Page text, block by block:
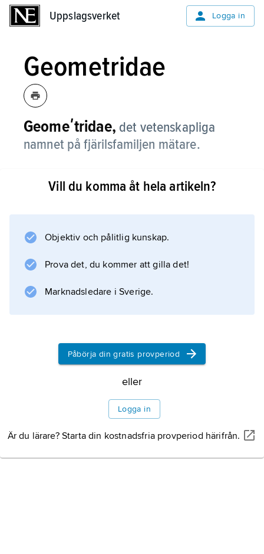
Uppslagsverket Logga in
Geometridae
Geomeʹtridae, det vetenskapliga
namnet på fjärilsfamiljen mätare.
Vill du komma åt hela artikeln?
Objektiv och pålitlig kunskap.
Prova det, du kommer att gilla det!
Marknadsledare i Sverige.
Påbörja din gratis provperiod
eller
Logga in
Är du lärare? Starta din kostnadsfria provperiod härifrån.